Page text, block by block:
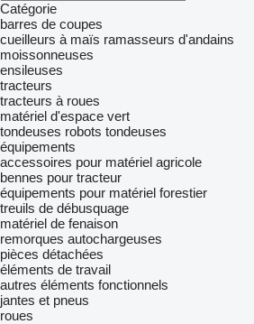
Catégorie
barres de coupes
cueilleurs à maïs ramasseurs d'andains
moissonneuses
ensileuses
tracteurs
tracteurs à roues
matériel d'espace vert
tondeuses robots tondeuses
équipements
accessoires pour matériel agricole
bennes pour tracteur
équipements pour matériel forestier
treuils de débusquage
matériel de fenaison
remorques autochargeuses
pièces détachées
éléments de travail
autres éléments fonctionnels
jantes et pneus
roues